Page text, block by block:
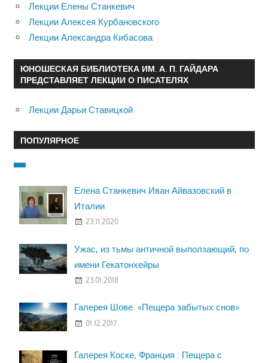
Лекции Елены Станкевич
Лекции Алексея Курбановского
Лекции Александра Кибасова
ЮНОШЕСКАЯ БИБЛИОТЕКА ИМ. А. П. ГАЙДАРА
ПРЕДСТАВЛЯЕТ ЛЕКЦИИ О ПИСАТЕЛЯХ
Лекции Дарьи Ставицкой
ПОПУЛЯРНОЕ
Елена Станкевич Иван Айвазовский в
Италии
23.11.2020
Ужас, из тьмы античной выползающий, по
имени Гекатонхейры
23.01.2018
Галерея Шове. «Пещера забытых снов»
01.12.2017
Галерея Коске, Франция : Пещера с